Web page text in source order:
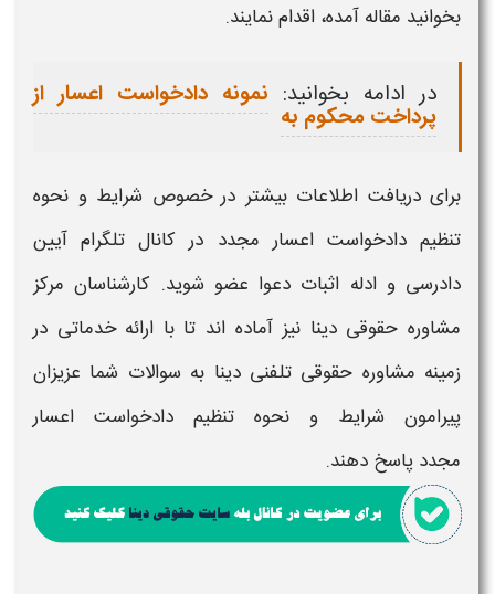
بخوانید مقاله آمده، اقدام نمایند.
در ادامه بخوانید: نمونه دادخواست اعسار از
پرداخت محکوم به
برای دریافت اطلاعات بیشتر در خصوص شرایط و نحوه
تنظیم دادخواست اعسار مجدد در کانال تلگرام آیین
دادرسی و ادله اثبات دعوا عضو شوید. کارشناسان مرکز
مشاوره حقوقی دینا نیز آماده اند تا با ارائه خدماتی در
زمینه مشاوره حقوقی تلفنی دینا به سوالات شما عزیزان
پیرامون شرایط و نحوه تنظیم دادخواست اعسار
مجدد پاسخ دهند.